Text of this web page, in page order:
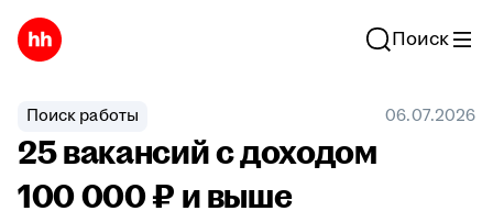
Поиск
Поиск работы 06.07.2026
25 вакансий с доходом
100 000 ₽ и выше